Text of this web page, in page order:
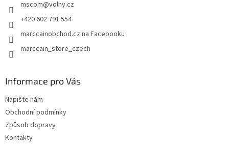
mscom@volny.cz
+420 602 791 554
marccainobchod.cz na Facebooku
marccain_store_czech
Informace pro Vás
Napište nám
Obchodní podmínky
Způsob dopravy
Kontakty